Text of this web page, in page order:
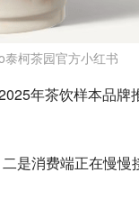
柯茶园官方小红书
年茶饮样本品牌
是消费端正在慢慢